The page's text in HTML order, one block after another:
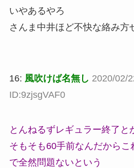
いやあるやろ
さんま中井ほど不快な絡み方
16: 風吹けば名無し 2020/02/
ID:9zjsgVAF0
とんねるずレギュラー終了と
そもそも60手前なんだからこ
で全然問題ないという